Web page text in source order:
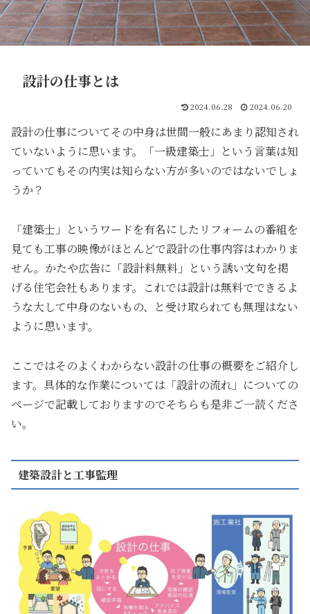
設計の仕事とは
2024.06.28 2024.06.20
設計の仕事についてその中身は世間一般にあまり認知され
ていないように思います。「一級建築士」という言葉は知
っていてもその内実は知らない方が多いのではないでしょ
うか？
「建築士」というワードを有名にしたリフォームの番組を
見ても工事の映像がほとんどで設計の仕事内容はわかりま
せん。かたや広告に「設計料無料」という誘い文句を掲
げる住宅会社もあります。これでは設計は無料でできるよ
うな大して中身のないもの、と受け取られても無理はない
ように思います。
ここではそのよくわからない設計の仕事の概要をご紹介し
ます。具体的な作業については「設計の流れ」についての
ページで記載しておりますのでそちらも是非ご一読くださ
い。
建築設計と工事監理